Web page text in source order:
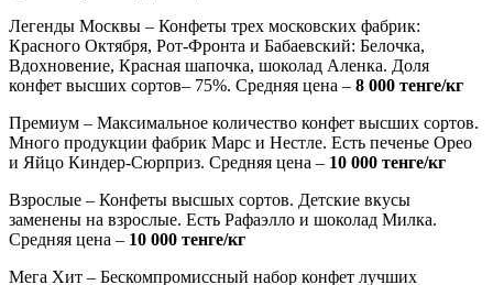
Легенды Москвы – Конфеты трех московских фабрик:
Красного Октября, Рот-Фронта и Бабаевский: Белочка,
Вдохновение, Красная шапочка, шоколад Аленка. Доля
конфет высших сортов– 75%. Средняя цена – 8 000 тенге/кг
Премиум – Максимальное количество конфет высших сортов.
Много продукции фабрик Марс и Нестле. Есть печенье Орео
и Яйцо Киндер-Сюрприз. Средняя цена – 10 000 тенге/кг
Взрослые – Конфеты высшых сортов. Детские вкусы
заменены на взрослые. Есть Рафаэлло и шоколад Милка.
Средняя цена – 10 000 тенге/кг
Мега Хит – Бескомпромиссный набор конфет лучших